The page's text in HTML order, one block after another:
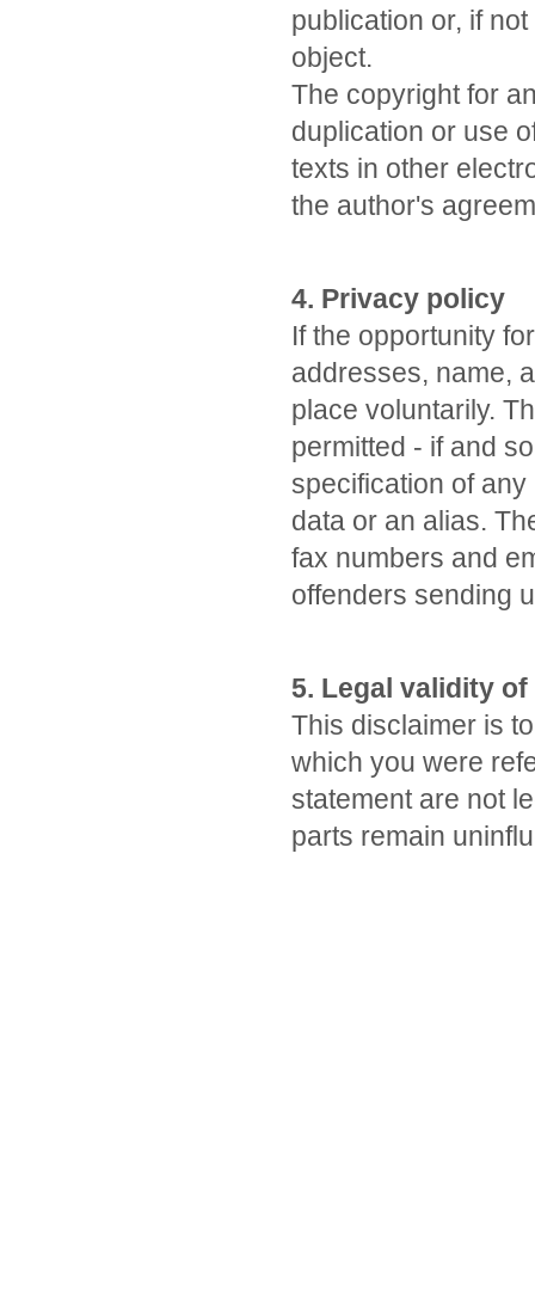
publication or, if
object.
The copyright for
duplication or use
texts in other
the author's
4. Privacy policy
If the opportunity
addresses, name,
place voluntarily.
permitted - if and
specification of
data or an alias.
fax numbers and
offenders sending
5. Legal validity
This disclaimer is
which you were
statement are not
parts remain